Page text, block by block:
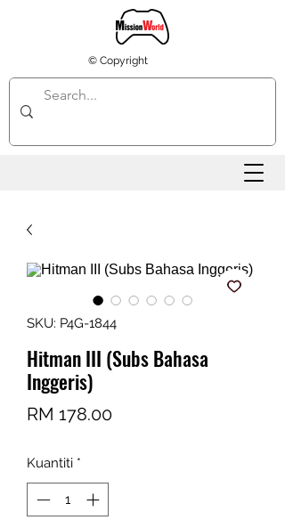
© Copyright
SKU: P4G-1844
Hitman III (Subs Bahasa
Inggeris)
RM 178.00Harga
Kuantiti *